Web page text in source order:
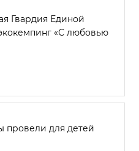
Гвардия Единой
«С любовью
провели для детей